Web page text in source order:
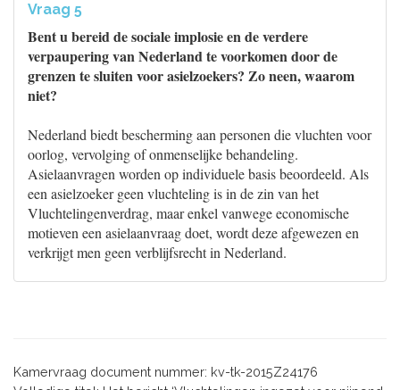
Vraag 5
Bent u bereid de sociale implosie en de verdere
verpaupering van Nederland te voorkomen door de
grenzen te sluiten voor asielzoekers? Zo neen, waarom
niet?
Nederland biedt bescherming aan personen die vluchten voor
oorlog, vervolging of onmenselijke behandeling.
Asielaanvragen worden op individuele basis beoordeeld. Als
een asielzoeker geen vluchteling is in de zin van het
Vluchtelingenverdrag, maar enkel vanwege economische
motieven een asielaanvraag doet, wordt deze afgewezen en
verkrijgt men geen verblijfsrecht in Nederland.
Kamervraag document nummer: kv-tk-2015Z24176